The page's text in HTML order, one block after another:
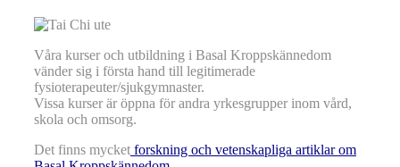
Våra kurser och utbildning i Basal Kroppskännedom
vänder sig i första hand till legitimerade
fysioterapeuter/sjukgymnaster.
Vissa kurser är öppna för andra yrkesgrupper inom vård,
skola och omsorg.
Det finns mycket forskning och vetenskapliga artiklar om